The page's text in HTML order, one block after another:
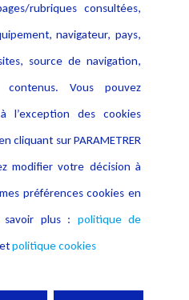
rubriques consultées,
navigateur, pays,
source de navigation,
Vous pouvez
l’exception des cookies
cliquant sur PARAMETRER
modifier votre décision à
préférences cookies en
plus : politique de
etpolitique cookies